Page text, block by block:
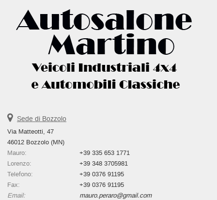
Sede di Bozzolo
Via Matteotti, 47
46012 Bozzolo (MN)
Mauro:
+39 335 653 1771
Lorenzo:
+39 348 3705981
Telefono:
+39 0376 91195
Fax:
+39 0376 91195
Email:
mauro.peraro@gmail.com